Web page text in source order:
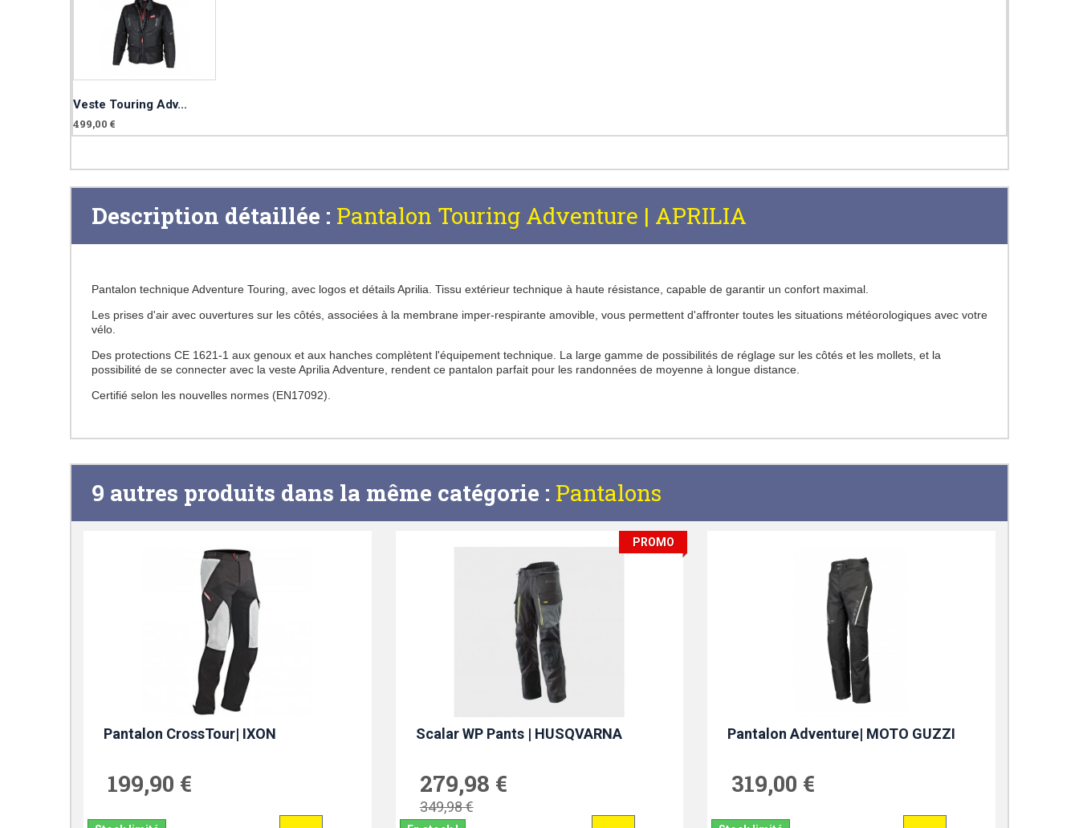
Veste Touring Adv...
499,00 €
Description détaillée : Pantalon Touring Adventure | APRILIA
Pantalon technique Adventure Touring, avec logos et détails Aprilia. Tissu extérieur technique à haute résistance, capable de garantir un confort maximal.
Les prises d'air avec ouvertures sur les côtés, associées à la membrane imper-respirante amovible, vous permettent d'affronter toutes les situations météorologiques avec votre
vélo.
Des protections CE 1621-1 aux genoux et aux hanches complètent l'équipement technique. La large gamme de possibilités de réglage sur les côtés et les mollets, et la
possibilité de se connecter avec la veste Aprilia Adventure, rendent ce pantalon parfait pour les randonnées de moyenne à longue distance.
Certifié selon les nouvelles normes (EN17092).
9 autres produits dans la même catégorie : Pantalons
Pantalon CrossTour| IXON
199,90 €
PROMO
Scalar WP Pants | HUSQVARNA
279,98 €
349,98 €
Pantalon Adventure| MOTO GUZZI
319,00 €